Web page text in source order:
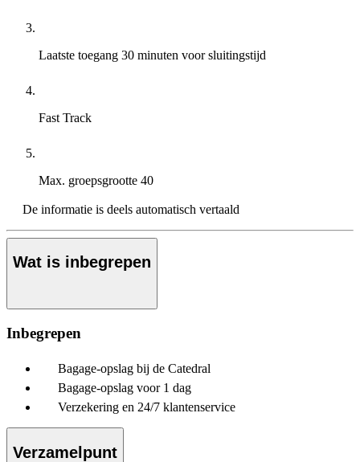
Laatste toegang 30 minuten voor sluitingstijd
Fast Track
Max. groepsgrootte 40
De informatie is deels automatisch vertaald
Wat is inbegrepen
Inbegrepen
Bagage-opslag bij de Catedral
Bagage-opslag voor 1 dag
Verzekering en 24/7 klantenservice
Verzamelpunt